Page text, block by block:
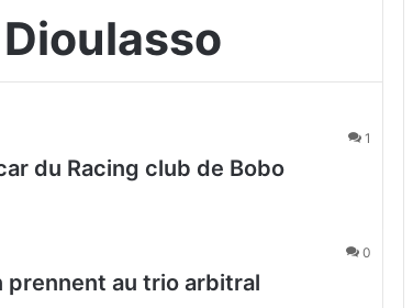
1
du Racing club de Bobo
0
prennent au trio arbitral